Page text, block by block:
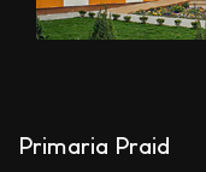
Primaria Praid